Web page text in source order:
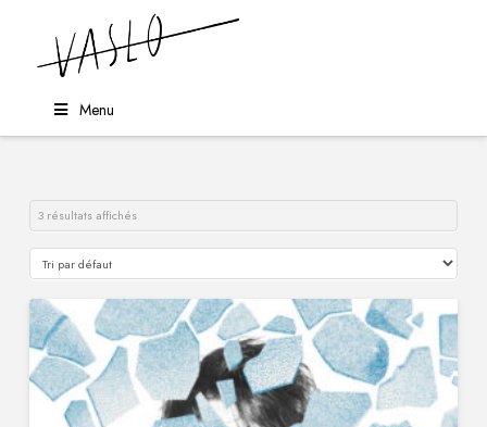
Menu
3 résultats affichés
5.00